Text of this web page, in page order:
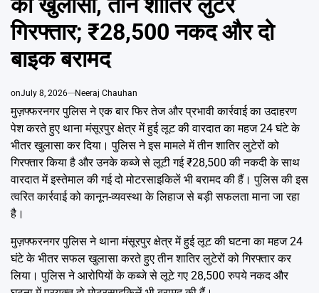
गिरफ्तार; ₹28,500 नकद और दो
बाइक बरामद
onJuly 8, 2026 Neeraj Chauhan
मुज़फ्फरनगर पुलिस ने एक बार फिर तेज और प्रभावी कार्रवाई का उदाहरण
पेश करते हुए थाना मंसूरपुर क्षेत्र में हुई लूट की वारदात का महज 24 घंटे के
भीतर खुलासा कर दिया। पुलिस ने इस मामले में तीन शातिर लुटेरों को
गिरफ्तार किया है और उनके कब्जे से लूटी गई ₹28,500 की नकदी के साथ
वारदात में इस्तेमाल की गई दो मोटरसाइकिलें भी बरामद की हैं। पुलिस की इस
त्वरित कार्रवाई को कानून-व्यवस्था के लिहाज से बड़ी सफलता माना जा रहा
है।
मुज़फ्फरनगर पुलिसने थाना मंसूरपुर क्षेत्र में हुई लूट की घटना का महज 24
घंटे के भीतर सफल खुलासा करते हुए तीन शातिर लुटेरों को गिरफ्तार कर
लिया। पुलिस ने आरोपियों के कब्जे से लूटे गए 28,500 रुपये नकद और